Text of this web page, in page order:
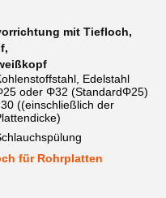
mit Tiefloch,
,
Edelstahl
oder Φ32 (StandardΦ25)
((einschließlich der
für Rohrplatten